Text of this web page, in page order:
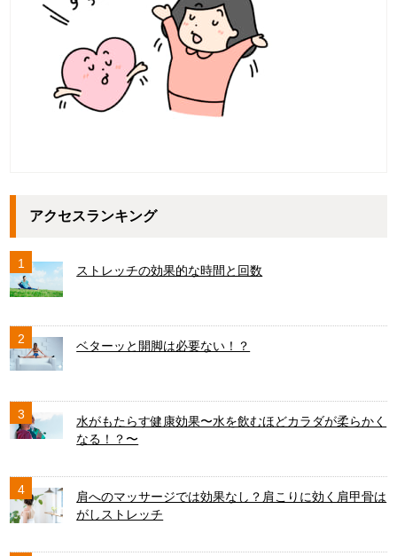
アクセスランキング
1 ストレッチの効果的な時間と回数
2 ベターッと開脚は必要ない！？
3
水がもたらす健康効果〜水を飲むほどカラダが柔らかく
なる！？〜
4
肩へのマッサージでは効果なし？肩こりに効く肩甲骨は
がしストレッチ